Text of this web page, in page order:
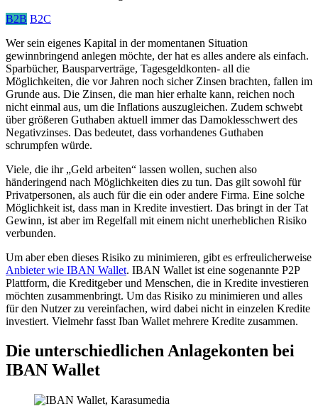
B2B B2C
Wer sein eigenes Kapital in der momentanen Situation
gewinnbringend anlegen möchte, der hat es alles andere als einfach.
Sparbücher, Bausparverträge, Tagesgeldkonten- all die
Möglichkeiten, die vor Jahren noch sicher Zinsen brachten, fallen im
Grunde aus. Die Zinsen, die man hier erhalte kann, reichen noch
nicht einmal aus, um die Inflations auszugleichen. Zudem schwebt
über größeren Guthaben aktuell immer das Damoklesschwert des
Negativzinses. Das bedeutet, dass vorhandenes Guthaben
schrumpfen würde.
Viele, die ihr „Geld arbeiten“ lassen wollen, suchen also
händeringend nach Möglichkeiten dies zu tun. Das gilt sowohl für
Privatpersonen, als auch für die ein oder andere Firma. Eine solche
Möglichkeit ist, dass man in Kredite investiert. Das bringt in der Tat
Gewinn, ist aber im Regelfall mit einem nicht unerheblichen Risiko
verbunden.
Um aber eben dieses Risiko zu minimieren, gibt es erfreulicherweise
Anbieter wie IBAN Wallet. IBAN Wallet ist eine sogenannte P2P
Plattform, die Kreditgeber und Menschen, die in Kredite investieren
möchten zusammenbringt. Um das Risiko zu minimieren und alles
für den Nutzer zu vereinfachen, wird dabei nicht in einzelen Kredite
investiert. Vielmehr fasst Iban Wallet mehrere Kredite zusammen.
Die unterschiedlichen Anlagekonten bei
IBAN Wallet